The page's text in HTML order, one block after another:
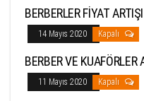
BERBERLER FİYAT
14 Mayıs 2020 Kapalı
BERBER VE KUAFÖRLER
11 Mayıs 2020 Kapalı